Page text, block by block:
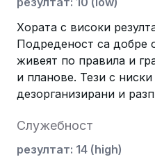
Хората с високи
Подреденост са добре
живеят по правила и
и планове. Тези с ниски
дезорганизирани и
Служебност
резултат: 14 (high)